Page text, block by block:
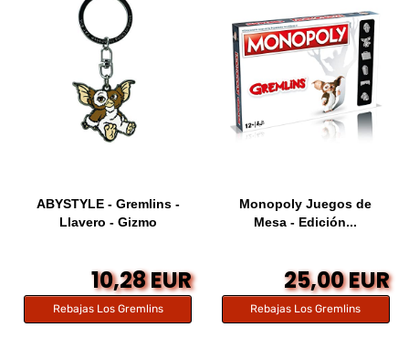
ABYSTYLE - Gremlins -
Llavero - Gizmo
10,28 EUR
Rebajas Los Gremlins
Monopoly Juegos de
Mesa - Edición...
25,00 EUR
Rebajas Los Gremlins